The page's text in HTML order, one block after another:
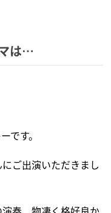
は…
です。
ご出演いただきまし